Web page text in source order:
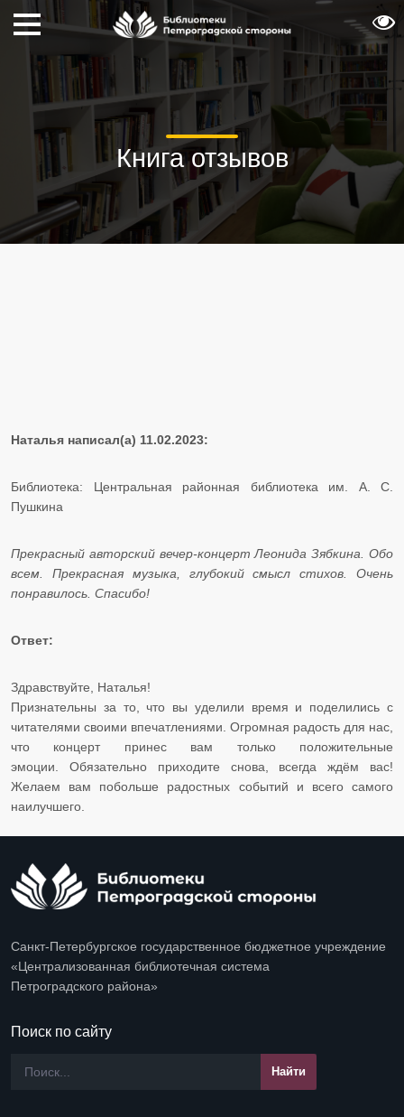
Книга отзывов
Наталья написал(а) 11.02.2023:
Библиотека: Центральная районная библиотека им. А. С.
Пушкина​​​​​​​
Прекрасный авторский вечер-концерт Леонида Зябкина. Обо
всем. Прекрасная музыка, глубокий смысл стихов. Очень
понравилось. Спасибо!
Ответ:
Здравствуйте, Наталья!
Признательны за то, что вы уделили время и поделились с
читателями своими впечатлениями. Огромная радость для нас,
что концерт принес вам только положительные
эмоции. Обязательно приходите снова, всегда ждём вас!
Желаем вам побольше радостных событий и всего самого
наилучшего. ​​​​​​
Санкт-Петербургское государственное бюджетное учреждение
«Централизованная библиотечная система
Петроградского района»
Поиск по сайту